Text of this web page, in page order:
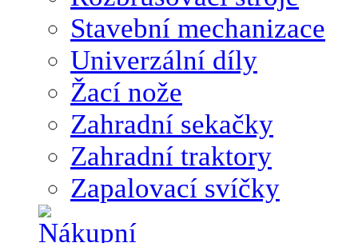
Stavební mechanizace
Univerzální díly
Žací nože
Zahradní sekačky
Zahradní traktory
Zapalovací svíčky